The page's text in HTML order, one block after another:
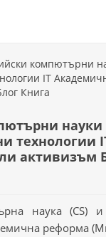
компютърни
IT
Книга
науки
технологии
активизъм
наука (CS)
реформа